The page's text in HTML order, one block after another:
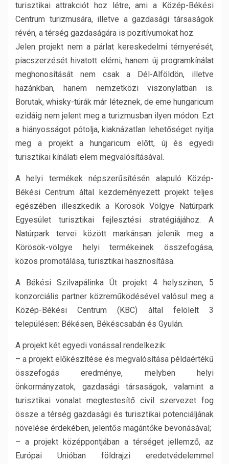
turisztikai attrakciót hoz létre, ami a Közép-Békési
Centrum turizmusára, illetve a gazdasági társaságok
révén, a térség gazdaságára is pozitívumokat hoz.
Jelen projekt nem a párlat kereskedelmi térnyerését,
piacszerzését hivatott elérni, hanem új programkínálat
meghonosítását nem csak a Dél-Alföldön, illetve
hazánkban, hanem nemzetközi viszonylatban is.
Borutak, whisky-túrák már léteznek, de eme hungaricum
ezidáig nem jelent meg a turizmusban ilyen módon. Ezt
a hiányosságot pótolja, kiaknázatlan lehetőséget nyitja
meg a projekt a hungaricum előtt, új és egyedi
turisztikai kínálati elem megvalósításával.
A helyi termékek népszerűsítésén alapuló Közép-
Békési Centrum által kezdeményezett projekt teljes
egészében illeszkedik a Körösök Völgye Natúrpark
Egyesület turisztikai fejlesztési stratégiájához. A
Natúrpark tervei között markánsan jelenik meg a
Körösök-völgye helyi termékeinek összefogása,
közös promotálása, turisztikai hasznosítása.
A Békési Szilvapálinka Út projekt 4 helyszínen, 5
konzorciális partner közreműködésével valósul meg a
Közép-Békési Centrum (KBC) által felölelt 3
településen: Békésen, Békéscsabán és Gyulán.
A projekt két egyedi vonással rendelkezik:
– a projekt előkészítése és megvalósítása példaértékű
összefogás eredménye, melyben helyi
önkormányzatok, gazdasági társaságok, valamint a
turisztikai vonalat megtestesítő civil szervezet fog
össze a térség gazdasági és turisztikai potenciáljának
növelése érdekében, jelentős magántőke bevonásával;
– a projekt középpontjában a térséget jellemző, az
Európai Unióban földrajzi eredetvédelemmel